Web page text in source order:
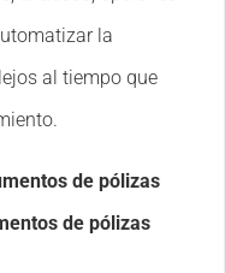
la
al tiempo que
de pólizas
de pólizas